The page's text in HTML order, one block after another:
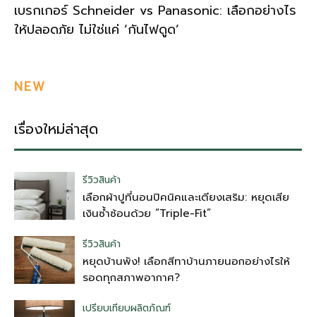
เบรกเกอร์ Schneider vs Panasonic: เลือกอย่างไร
ให้ปลอดภัย ไม่ใช่แค่ ‘กันไฟดูด’
NEW
เรื่องใหม่ล่าสุด
รีวิวสินค้า
เลือกผ้าปูที่นอนปิคนิคและเตียงเสริม: หยุดเสีย
เงินซ้ำซ้อนด้วย “Triple-Fit”
รีวิวสินค้า
หยุดบ้านพัง! เลือกสีทาบ้านภายนอกอย่างไรให้
รอดทุกสภาพอากาศ?
เปรียบเทียบผลิตภัณฑ์